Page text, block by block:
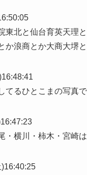
東北と仙台育英天理
か浪商とか大商大堺
てるひとこまの写真
・横川・柿木・宮崎